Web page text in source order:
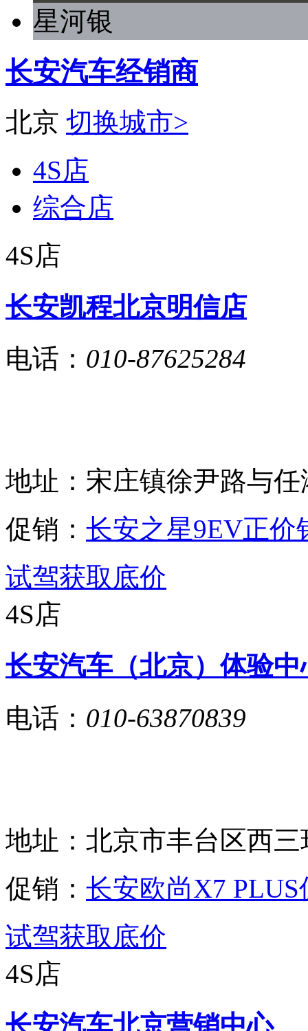
星河银
长安汽车经销商
北京 切换城市>
4S店
综合店
4S店
长安凯程北京明信店
电话： 010-87625284
地址： 宋庄镇徐尹路与任
促销： 长安之星9EV正价
试驾获取底价
4S店
长安汽车（北京）体验中
电话： 010-63870839
地址： 北京市丰台区西三
促销： 长安欧尚X7
试驾获取底价
4S店
长安汽车北京营销中心